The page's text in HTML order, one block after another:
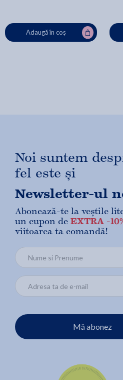
Adaugă în coș
Noi suntem
fel este și
Newsletter-ul
Abonează-te la veștile
un cupon de EXTRA -
viitoarea ta comandă!
Mă abonez